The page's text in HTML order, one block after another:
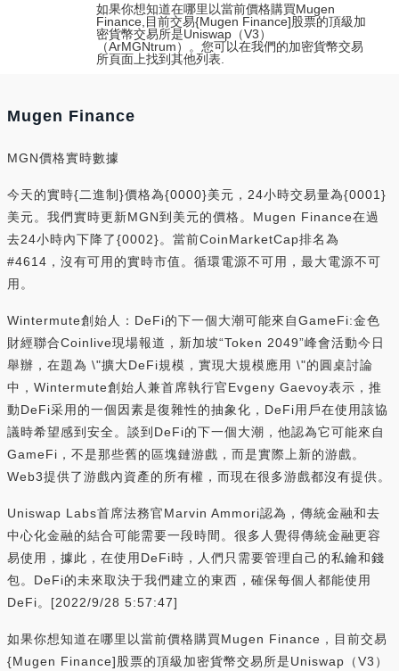
如果你想知道在哪里以當前價格購買Mugen
Finance,目前交易{Mugen Finance]股票的頂級加
密貨幣交易所是Uniswap（V3）
（ArMGNtrum）。您可以在我們的加密貨幣交易
所頁面上找到其他列表.
Mugen Finance
MGN價格實時數據
今天的實時{二進制}價格為{0000}美元，24小時交易量為{0001}
美元。我們實時更新MGN到美元的價格。Mugen Finance在過
去24小時內下降了{0002}。當前CoinMarketCap排名為
#4614，沒有可用的實時市值。循環電源不可用，最大電源不可
用。
Wintermute創始人：DeFi的下一個大潮可能來自GameFi:金色
財經聯合Coinlive現場報道，新加坡“Token 2049”峰會活動今日
舉辦，在題為 \"擴大DeFi規模，實現大規模應用 \"的圓桌討論
中，Wintermute創始人兼首席執行官Evgeny Gaevoy表示，推
動DeFi采用的一個因素是復雜性的抽象化，DeFi用戶在使用該協
議時希望感到安全。談到DeFi的下一個大潮，他認為它可能來自
GameFi，不是那些舊的區塊鏈游戲，而是實際上新的游戲。
Web3提供了游戲內資產的所有權，而現在很多游戲都沒有提供。
Uniswap Labs首席法務官Marvin Ammori認為，傳統金融和去
中心化金融的結合可能需要一段時間。很多人覺得傳統金融更容
易使用，據此，在使用DeFi時，人們只需要管理自己的私鑰和錢
包。DeFi的未來取決于我們建立的東西，確保每個人都能使用
DeFi。[2022/9/28 5:57:47]
如果你想知道在哪里以當前價格購買Mugen Finance，目前交易
{Mugen Finance]股票的頂級加密貨幣交易所是Uniswap（V3）